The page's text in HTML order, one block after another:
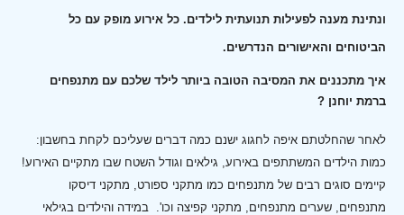
ונתינת מענה לפעילות תנועתית לילדים. כל אירוע מופק עם כל
הביטוחים והאישורים הנדרשים.
איך מתכננים את המסיבה הטובה ביותר לילד שלכם עם מתנפחים
ברמת יוחנן ?
לאחר שהחלטתם איפה לחגוג ישנם כמה דברים שעליכם לקחת בחשבון:
כמות הילדים המשתתפים באירוע, גילאים וגודל השטח שבו מתקיים האירוע!
קיימים סוגים רבים של מתנפחים כמו מתקני ספורט, מתקני דיסקו
מתנפחים, שערים מתנפחים, מתקני קפיצה וכו'. במידה והילדים בגילאי